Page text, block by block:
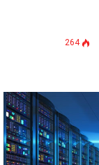
264